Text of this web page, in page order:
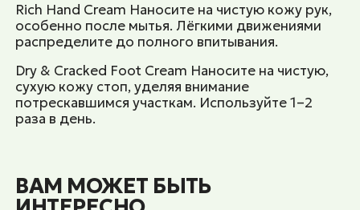
Rich Hand Cream Наносите на чистую кожу рук,
особенно после мытья. Лёгкими движениями
распределите до полного впитывания.
Dry & Cracked Foot Cream Наносите на чистую,
сухую кожу стоп, уделяя внимание
потрескавшимся участкам. Используйте 1–2
раза в день.
ВАМ МОЖЕТ БЫТЬ